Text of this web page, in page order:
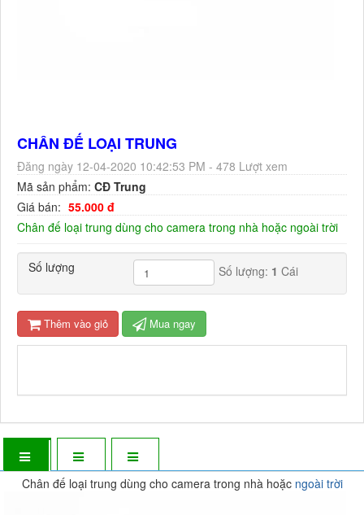
CHÂN ĐẾ LOẠI TRUNG
Đăng ngày 12-04-2020 10:42:53 PM - 478 Lượt xem
Mã sản phẩm: CĐ Trung
Giá bán: 55.000 đ
Chân đế loại trung dùng cho camera trong nhà hoặc ngoài trời
Số lượng Số lượng: 1 Cái
Thêm vào giỏ Mua ngay
Chân đế loại trung dùng cho camera trong nhà hoặc ngoài trời